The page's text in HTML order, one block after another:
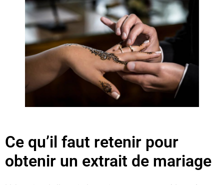
Ce qu’il faut retenir pour
obtenir un extrait de mariage